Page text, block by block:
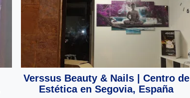
Verssus Beauty & Nails | Centro de
Estética en Segovia, España